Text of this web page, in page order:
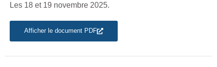
Les 18 et 19 novembre 2025.
Afficher le document PDF